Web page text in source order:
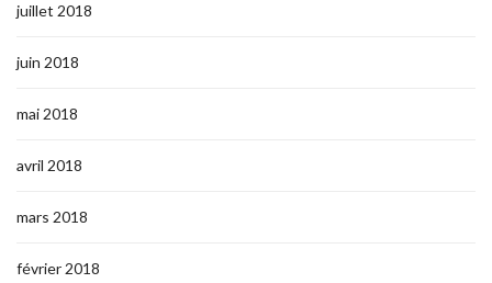
juillet 2018
juin 2018
mai 2018
avril 2018
mars 2018
février 2018